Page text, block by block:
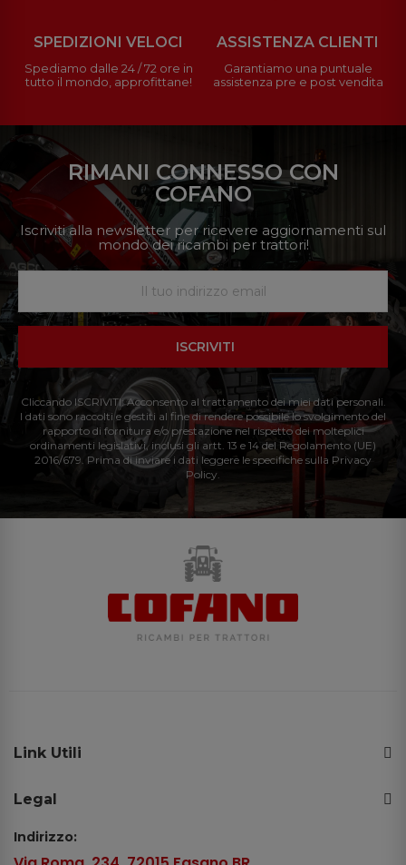
SPEDIZIONI VELOCI
Spediamo dalle 24 / 72 ore in
tutto il mondo, approfittane!
ASSISTENZA CLIENTI
Garantiamo una puntuale
assistenza pre e post vendita
RIMANI CONNESSO CON
COFANO
Iscriviti alla newsletter per ricevere aggiornamenti sul
mondo dei ricambi per trattori!
ISCRIVITI
Cliccando ISCRIVITI: Acconsento al trattamento dei miei dati personali.
I dati sono raccolti e gestiti al fine di rendere possibile lo svolgimento del
rapporto di fornitura e/o prestazione nel rispetto dei molteplici
ordinamenti legislativi, inclusi gli artt. 13 e 14 del Regolamento (UE)
2016/679. Prima di inviare i dati leggere le specifiche sulla Privacy
Policy.
Link Utili
Legal
Indirizzo: